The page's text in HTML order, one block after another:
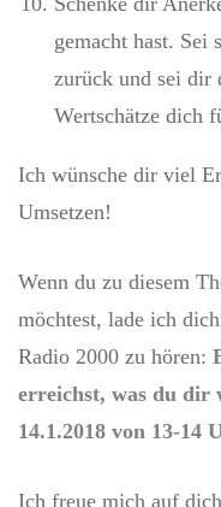
gemacht hast.
zurück und sei dir
Wertschätze dich
Ich wünsche dir viel
Umsetzen!
Wenn du zu diesem
möchtest, lade ich
Radio 2000 zu hören:
erreichst, was du dir
14.1.2018 von 13-14
Ich freue mich auf